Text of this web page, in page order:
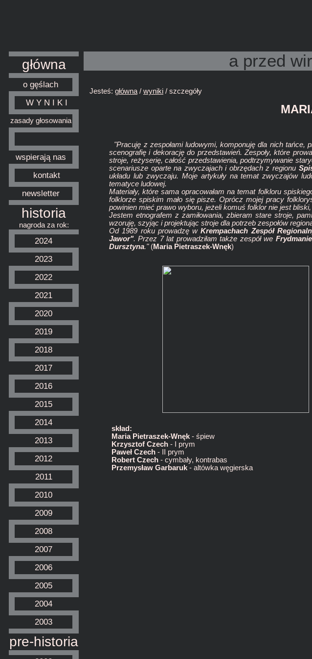
główna
o gęślach
W Y N I K I
zasady głosowania
wspierają nas
kontakt
newsletter
historia
nagroda za rok:
2024
2023
2022
2021
2020
2019
2018
2017
2016
2015
2014
2013
2012
2011
2010
2009
2008
2007
2006
2005
2004
2003
pre-historia
a przed
Jesteś: główna / wyniki / szczegóły
"Pracuję z zespołami ludowymi, komponuję dla nich
scenografię i dekorację do przedstawień. Zespoły, które
stroje, reżyserię, całość przedstawienia, podtrzymywanie
scenariusze oparte na zwyczajach i obrzędach z regionu
układu lub zwyczaju. Moje artykuły na temat zwyczajów
tematyce ludowej.
Materiały, które sama opracowałam na temat folkloru
folklorze spiskim mało się pisze. Oprócz mojej pracy
powinien mieć prawo wyboru, jeżeli komuś folklor nie jest
Jestem etnografem z zamiłowania, zbieram stare stroje,
wzoruję, szyjąc i projektując stroje dla potrzeb zespołów
Od 1989 roku prowadzę wKrempachach Zespół
Jawor". Przez 7 lat prowadziłam także zespół we Frydmanie
Dursztyna."(Maria Pietraszek-Wnęk)
skład:
Maria Pietraszek-Wnęk- śpiew
Krzysztof Czech- I prym
Paweł Czech- II prym
Robert Czech- cymbały, kontrabas
Przemysław Garbaruk- altówka węgierska